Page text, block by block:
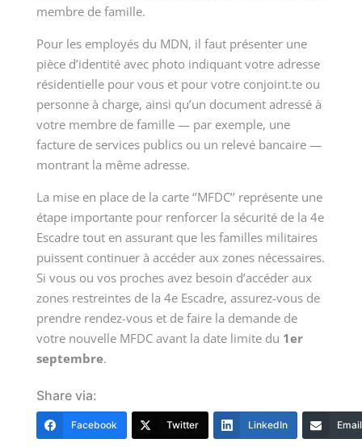
membre de famille.
Pour les employés du MDN, il faut présenter une
pièce d’identité avec photo indiquant votre adresse
résidentielle pour vous et pour votre conjoint.te ou
personne à charge, ainsi qu’un document adressé à
votre membre de famille — par exemple, une
facture de services publics ou un relevé bancaire —
montrant la même adresse.
La mise en place de la carte ‘’MFDC’’ représente une
étape importante pour renforcer la sécurité de la 4e
Escadre tout en assurant que les familles militaires
puissent continuer à accéder aux zones nécessaires.
Si vous ou vos proches avez besoin d’accéder aux
zones restreintes de la 4e Escadre, assurez-vous de
prendre rendez-vous et de faire la demande de
votre nouvelle MFDC avant la date limite du 1er
septembre.
Share via:
Facebook Twitter LinkedIn Email